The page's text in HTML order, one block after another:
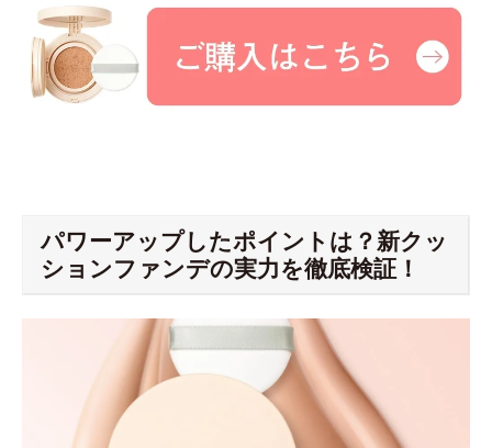
パワーアップしたポイントは？新クッ
ションファンデの実力を徹底検証！